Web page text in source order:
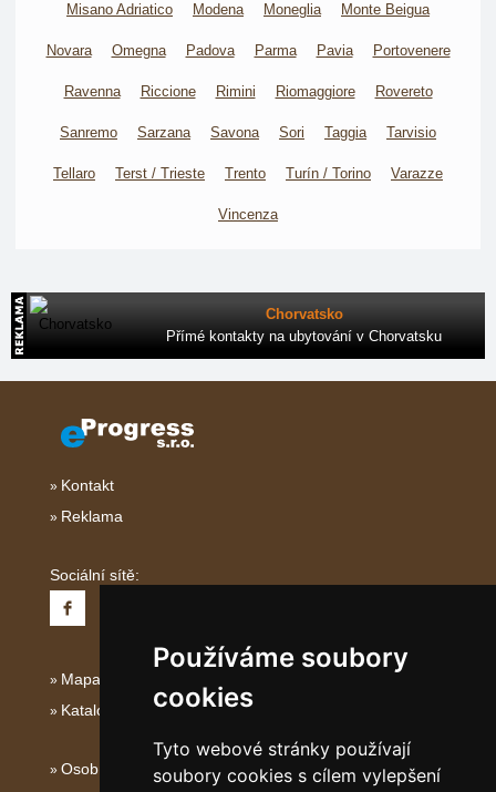
Používáme soubory
cookies
Tyto webové stránky používají
soubory cookies s cílem vylepšení
Misano Adriatico Modena Moneglia Monte Beigua
Novara Omegna Padova Parma Pavia Portovenere
Ravenna Riccione Rimini Riomaggiore Rovereto
Sanremo Sarzana Savona Sori Taggia Tarvisio
Tellaro Terst / Trieste Trento Turín / Torino Varazze
Vincenza
Chorvatsko
Přímé kontakty na ubytování v Chorvatsku
Kontakt
Reklama
Sociální sítě:
Mapa serveru Severní Itálie
Katalog ubytování
Osobní údaje